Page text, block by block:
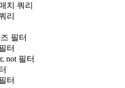
치 쿼리
리
필터
터
not 필터
터